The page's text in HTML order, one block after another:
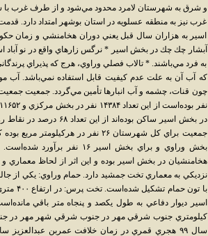
و شرق به شهرستان لامرد محدود مي‌شود و از طرف غرب
غرب نيز به منطقه عسلويه در استان بوشهر امتداد
اسير به هزاران سال قبل يعني دوران هخامنشي و زمان
آبشار چك چك در بخش اسير * نرگس زارهاي واقع در نو آباد
به فرد مي‌باشند. * تالاب فصلي وراوي، هرج كه پذيراي
كه آب آن به علت عدم كيفيت قابل استفاده نمي‌باشد. آب
بخش وراوي و براي بخش اسير
هخامنشيان در بخش اسير بوده و اين اثر از لحاظ
نزديكي به معماري تخت جمشيد دارد. حمام وراوي: يكي از
با
كيلومتري جنوب شرقي مهر در جنوب شرقي شهر مهر در
سال ۹۹ هجري قمري در زمان خلافت عمربن